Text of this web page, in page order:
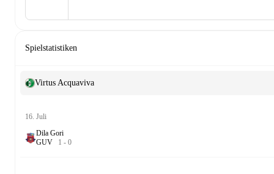
Spielstatistiken
Virtus Acquaviva
16. Juli
Dila Gori
GUV 1 - 0